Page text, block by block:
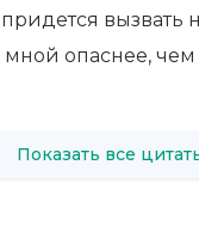
вызвать
опаснее, чем
Показать все